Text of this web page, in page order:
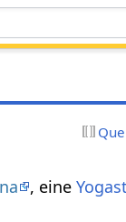
, eine